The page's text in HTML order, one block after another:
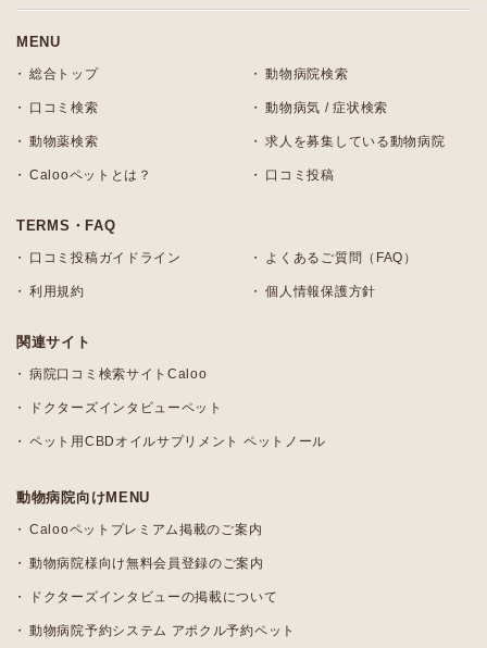
MENU
総合トップ 動物病院検索
口コミ検索 動物病気 / 症状検索
動物薬検索 求人を募集している動物病院
Calooペットとは？ 口コミ投稿
TERMS・FAQ
口コミ投稿ガイドライン よくあるご質問（FAQ）
利用規約 個人情報保護方針
関連サイト
病院口コミ検索サイトCaloo
ドクターズインタビューペット
ペット用CBDオイルサプリメント ペットノール
動物病院向けMENU
Calooペットプレミアム掲載のご案内
動物病院様向け無料会員登録のご案内
ドクターズインタビューの掲載について
動物病院予約システム アポクル予約ペット